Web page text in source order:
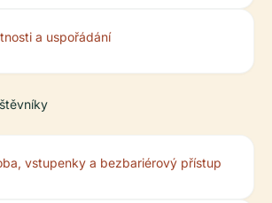
a uspořádání
vstupenky a bezbariérový přístup